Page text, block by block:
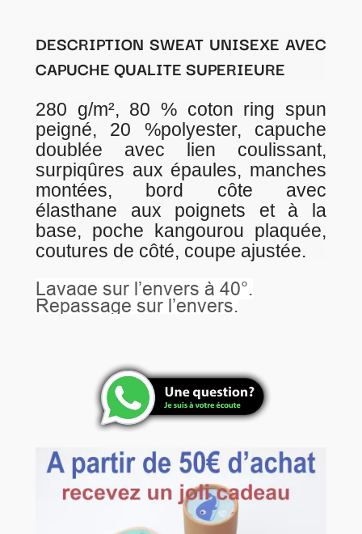
DESCRIPTION SWEAT UNISEXE AVEC
CAPUCHE QUALITE SUPERIEURE
280 g/m², 80 % coton ring spun
peigné, 20 %polyester, capuche
doublée avec lien coulissant,
surpiqûres aux épaules, manches
montées, bord côte avec
élasthane aux poignets et à la
base, poche kangourou plaquée,
coutures de côté, coupe ajustée.
Lavage sur l’envers à 40°.
Repassage sur l’envers.